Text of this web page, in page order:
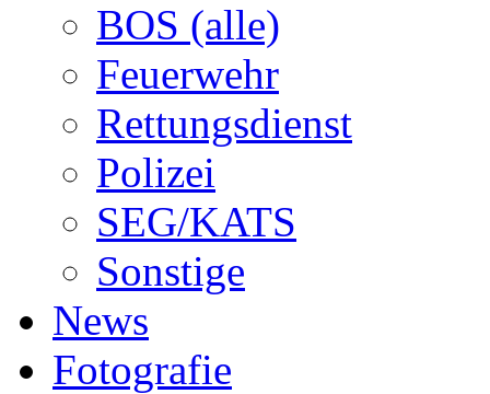
BOS (alle)
Feuerwehr
Rettungsdienst
Polizei
SEG/KATS
Sonstige
News
Fotografie